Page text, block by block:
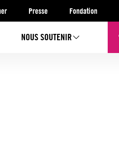
Presse Fondation
NOUS SOUTENIR